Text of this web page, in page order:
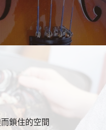
鎖住的空間